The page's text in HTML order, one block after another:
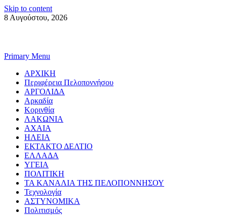
Skip to content
8 Αυγούστου, 2026
Primary Menu
ΑΡΧΙΚΗ
Περιφέρεια Πελοποννήσου
ΑΡΓΟΛΙΔΑ
Αρκαδία
Κορινθία
ΛΑΚΩΝΙΑ
ΑΧΑΙΑ
ΗΛΕΙΑ
ΕΚΤΑΚΤΟ ΔΕΛΤΙΟ
ΕΛΛΑΔΑ
ΥΓΕΙΑ
ΠΟΛΙΤΙΚΗ
ΤΑ ΚΑΝΑΛΙΑ ΤΗΣ ΠΕΛΟΠΟΝΝΗΣΟΥ
Τεχνολογία
ΑΣΤΥΝΟΜΙΚΑ
Πολιτισμός